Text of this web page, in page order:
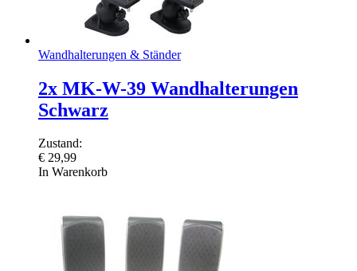
Wandhalterungen & Ständer
2x MK-W-39 Wandhalterungen
Schwarz
Zustand:
€ 29,99
In Warenkorb